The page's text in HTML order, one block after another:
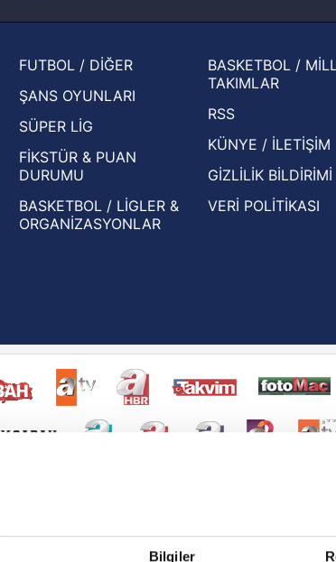
Bilgiler
Zabrze'yi elerlerse...
basından gündem olan
Beşiktaş'ın UEFA Avrupa
Eleme Turu muhtemel
FUTBOL / DİĞER
ŞANS OYUNLARI
SÜPER LİG
FİKSTÜR & PUAN
DURUMU
BASKETBOL / LİGLER &
ORGANİZASYONLAR
BASKETBOL /
TAKIMLAR
RSS
KÜNYE / İLETİŞİM
GİZLİLİK BİLDİRİMİ
VERİ POLİTİKASI